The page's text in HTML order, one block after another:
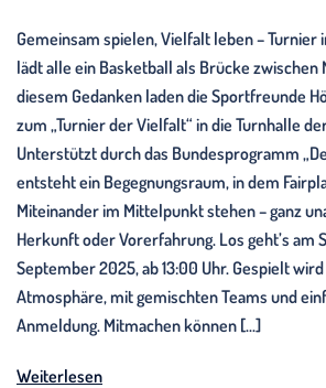
Gemeinsam spielen, Vielfalt leben – Turnier
lädt alle ein Basketball als Brücke zwischen
diesem Gedanken laden die Sportfreunde
zum „Turnier der Vielfalt“ in die Turnhalle
Unterstützt durch das Bundesprogramm
entsteht ein Begegnungsraum, in dem
Miteinander im Mittelpunkt stehen – ganz
Herkunft oder Vorerfahrung. Los geht’s am
September 2025, ab 13:00 Uhr. Gespielt
Atmosphäre, mit gemischten Teams und
Anmeldung. Mitmachen können […]
Weiterlesen